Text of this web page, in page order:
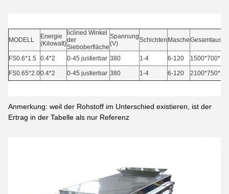
MODELL
Energie
(Kilowatt)
liclined Winkel
der
Sieboberfläche
Spannung
(V)
Schichten Masche
FS0.6*1.5 0.4*2 0-45 justierbar 380 1-4 6-120
FS0.65*2.00.4*2 0-45 justierbar 380 1-4 6-120
Anmerkung: weil der Rohstoff im Unterschied existieren, ist der
Ertrag in der Tabelle als nur Referenz